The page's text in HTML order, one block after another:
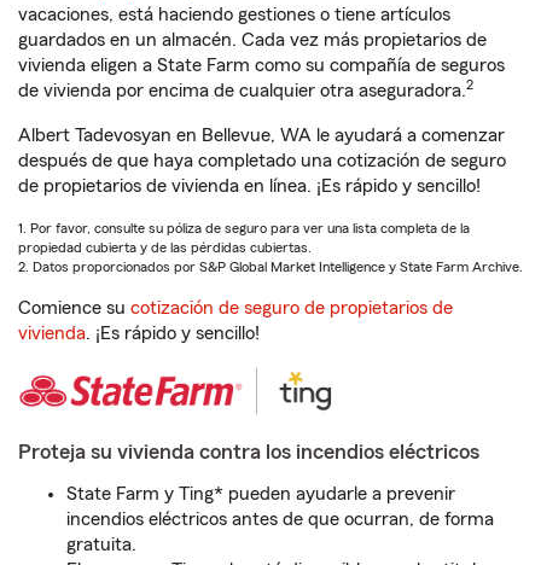
vacaciones, está haciendo gestiones o tiene artículos
guardados en un almacén. Cada vez más propietarios de
vivienda eligen a State Farm como su compañía de seguros
de vivienda por encima de cualquier otra aseguradora.2
Albert Tadevosyan en Bellevue, WA le ayudará a comenzar
después de que haya completado una cotización de seguro
de propietarios de vivienda en línea. ¡Es rápido y sencillo!
1. Por favor, consulte su póliza de seguro para ver una lista completa de la
propiedad cubierta y de las pérdidas cubiertas.
2. Datos proporcionados por S&P Global Market Intelligence y State Farm Archive.
Comience su cotización de seguro de propietarios de
vivienda. ¡Es rápido y sencillo!
Proteja su vivienda contra los incendios eléctricos
State Farm y Ting* pueden ayudarle a prevenir
incendios eléctricos antes de que ocurran, de forma
gratuita.